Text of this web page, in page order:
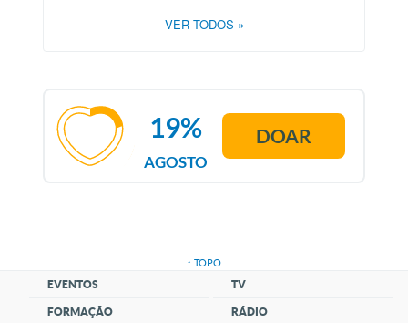
VER TODOS »
AGOSTO
19% DOAR
↑ TOPO
EVENTOS
FORMAÇÃO
TV
RÁDIO